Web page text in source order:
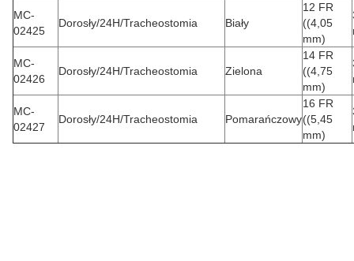
MC-
02425
Dorosły/24H/Tracheostomia Biały
12 FR
((4,05
mm)
MC-
02426
Dorosły/24H/Tracheostomia Zielona
14 FR
((4,75
mm)
MC-
02427
Dorosły/24H/Tracheostomia Pomarańczowy
16 FR
((5,45
mm)